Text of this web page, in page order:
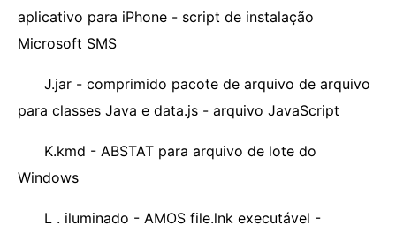
aplicativo para iPhone - script de instalação
Microsoft SMS
J.jar - comprimido pacote de arquivo de arquivo
para classes Java e data.js - arquivo JavaScript
K.kmd - ABSTAT para arquivo de lote do
Windows
L . iluminado - AMOS file.lnk executável -